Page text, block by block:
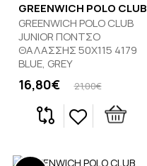
GREENWICH POLO CLUB
GREENWICH POLO CLUB
JUNIOR ΠΟΝΤΣΟ
ΘΑΛΑΣΣΗΣ 50Χ115 4179
BLUE, GREY
21,00€
16,80€